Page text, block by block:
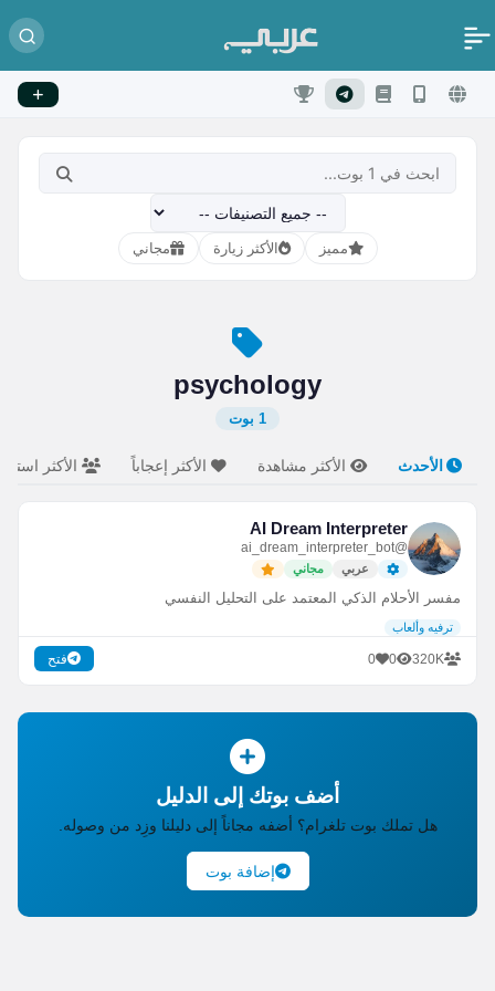
مميز الأكثر زيارة مجاني
psychology
1 بوت
الأحدث الأكثر مشاهدة الأكثر إعجاباً الأكثر
AI Dream Interpreter
@ai_dream_interpreter_bot
عربي مجاني
مفسر الأحلام الذكي المعتمد على التحليل النفسي
ترفيه وألعاب
320K
0
0 فتح
أضف بوتك إلى الدليل
هل تملك بوت تلغرام؟ أضفه مجاناً إلى دليلنا وزِد من وصوله.
إضافة بوت